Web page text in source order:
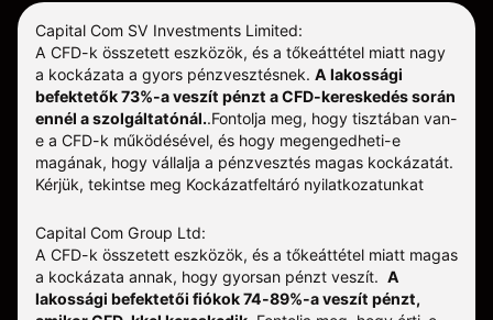
Capital Com SV Investments Limited:
A CFD-k összetett eszközök, és a tőkeáttétel miatt nagy
a kockázata a gyors pénzvesztésnek. A lakossági
befektetők 73%-a veszít pénzt a CFD-kereskedés során
ennél a szolgáltatónál..Fontolja meg, hogy tisztában van-
e a CFD-k működésével, és hogy megengedheti-e
magának, hogy vállalja a pénzvesztés magas kockázatát.
Kérjük, tekintse meg Kockázatfeltáró nyilatkozatunkat
Capital Com Group Ltd:
A CFD-k összetett eszközök, és a tőkeáttétel miatt magas
a kockázata annak, hogy gyorsan pénzt veszít. A
lakossági befektetői fiókok 74-89%-a veszít pénzt,